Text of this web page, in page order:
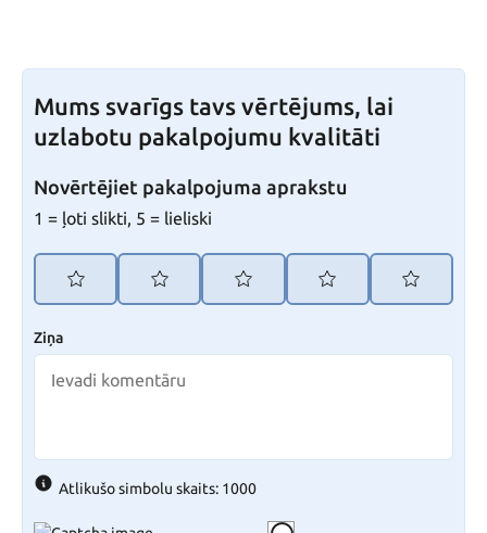
Mums svarīgs tavs vērtējums, lai
uzlabotu pakalpojumu kvalitāti
Novērtējiet pakalpojuma aprakstu
1 = ļoti slikti, 5 = lieliski
Ziņa
Atlikušo simbolu skaits: 1000